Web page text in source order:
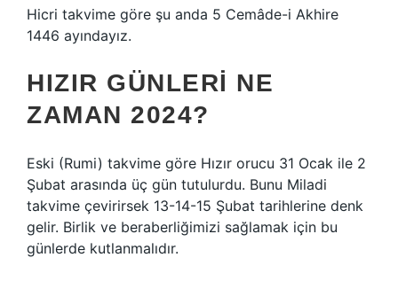
Hicri takvime göre şu anda 5 Cemâde-i Akhire
1446 ayındayız.
HIZIR GÜNLERI NE
ZAMAN 2024?
Eski (Rumi) takvime göre Hızır orucu 31 Ocak ile 2
Şubat arasında üç gün tutulurdu. Bunu Miladi
takvime çevirirsek 13-14-15 Şubat tarihlerine denk
gelir. Birlik ve beraberliğimizi sağlamak için bu
günlerde kutlanmalıdır.